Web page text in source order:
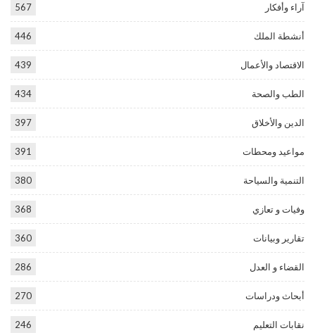
آراء وأفكار 567
أنشطة الملك 446
الاقتصاد والأعمال 439
الطب والصحة 434
الدين والأخلاق 397
مواعيد ومحطات 391
التنمية والسياحة 380
وفيات و تعازي 368
تقارير وبيانات 360
القضاء و العدل 286
أبحاث ودراسات 270
نقابات التعليم 246